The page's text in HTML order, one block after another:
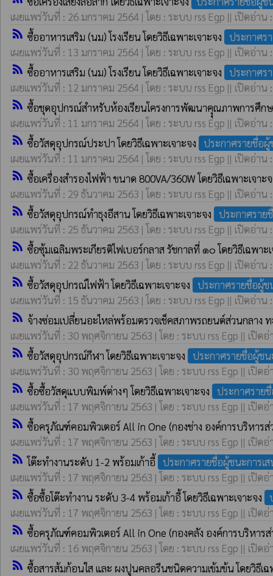
เผยแพร่วันที่ : 26 มกราคม 2564 | โดย : ระบบ rss Egp || เปิดอ่าน
rss_feed ซื้ออาหารเสริม (นม) โรงเรียน โดยวิธีเฉพาะเจาะจง
ประกาศร
เผยแพร่วันที่ : 13 มกราคม 2564 | โดย : ระบบ rss Egp || เปิดอ่าน
rss_feed ซื้ออาหารเสริม (นม) โรงเรียน โดยวิธีเฉพาะเจาะจง
ประกาศร
เผยแพร่วันที่ : 12 มกราคม 2564 | โดย : ระบบ rss Egp || เปิดอ่าน
rss_feed ซื้อชุดอุปกรณ์สำหรับห้องเรียนโครงการพัฒนาคุุณภาพการศึกษ
เผยแพร่วันที่ : 11 มกราคม 2564 | โดย : ระบบ rss Egp || เปิดอ่าน
rss_feed ซื้อวัสดุอุปกรณ์ประปา โดยวิธีเฉพาะเจาะจง
ประกาศรายชื่อผู้
เผยแพร่วันที่ : 11 มกราคม 2564 | โดย : ระบบ rss Egp || เปิดอ่าน
rss_feed ซื้อเครื่องสำรองไฟฟ้า ขนาด 800VA/360W โดยวิธีเฉพาะเจาะ
เผยแพร่วันที่ : 29 ธันวาคม 2563 | โดย : ระบบ rss Egp || เปิดอ่าน
rss_feed ซื้อวัสดุอุปกรณ์ทำธุงอีสาน โดยวิธีเฉพาะเจาะจง
ประกาศราย
เผยแพร่วันที่ : 25 ธันวาคม 2563 | โดย : ระบบ rss Egp || เปิดอ่าน
rss_feed ซื้อซุ้มเฉลิมพระเกียรติไฟเบอร์กลาส รัชกาลที่ ๑๐ โดยวิธีเฉพาะ
เผยแพร่วันที่ : 22 ธันวาคม 2563 | โดย : ระบบ rss Egp || เปิดอ่าน
rss_feed ซื้อวัสดุอุปกรณ์ไฟฟ้า โดยวิธีเฉพาะเจาะจง
ประกาศรายชื่อผู้ช
เผยแพร่วันที่ : 15 ธันวาคม 2563 | โดย : ระบบ rss Egp || เปิดอ่าน
rss_feed จ้างซ่อมเปลี่ยนอะไหล่พร้อมตรวจเช็คสภาพรถยนต์ส่วนกลาง
เผยแพร่วันที่ : 30 พฤศจิกายน 2563 | โดย : ระบบ rss Egp || เปิดอ่
rss_feed ซื้อวัสดุอุปกรณ์กีฬา โดยวิธีเฉพาะเจาะจง
ประกาศรายชื่อผู้ชน
เผยแพร่วันที่ : 30 พฤศจิกายน 2563 | โดย : ระบบ rss Egp || เปิดอ่
rss_feed ซื้อซื้อวัสดุแบบพิมพ์ต่างๆ โดยวิธีเฉพาะเจาะจง
ประกาศราย
เผยแพร่วันที่ : 17 พฤศจิกายน 2563 | โดย : ระบบ rss Egp || เปิดอ่
rss_feed ซื้อครุภัณฑ์คอมพิวเตอร์ All in One (กองช่าง องค์การบริหารส่
เผยแพร่วันที่ : 17 พฤศจิกายน 2563 | โดย : ระบบ rss Egp || เปิดอ่
rss_feed โต๊ะทำงานระดับ 1-2 พร้อมเก้าอี้
ประกาศรายชื่อผู้ชนะการเ
เผยแพร่วันที่ : 17 พฤศจิกายน 2563 | โดย : ระบบ rss Egp || เปิดอ่
rss_feed ซื้อซื้อโต๊ะทำงาน ระดับ 3-4 พร้อมเก้าอี้ โดยวิธีเฉพาะเจาะจง
เผยแพร่วันที่ : 17 พฤศจิกายน 2563 | โดย : ระบบ rss Egp || เปิดอ่
rss_feed ซื้อครุภัณฑ์คอมพิวเตอร์ All in One (กองคลัง องค์การบริหารส่
เผยแพร่วันที่ : 16 พฤศจิกายน 2563 | โดย : ระบบ rss Egp || เปิดอ่
rss_feed ซื้อสารส้มก้อนใส และ ผงปูนคลอรีนชนิดความเข้มข้น โดยวิธีเฉ